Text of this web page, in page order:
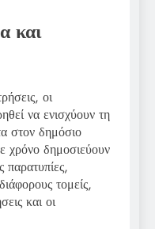
και
οι
να ενισχύουν τη
στον δημόσιο
χρόνο δημοσιεύουν
παρατυπίες,
τομείς,
και οι